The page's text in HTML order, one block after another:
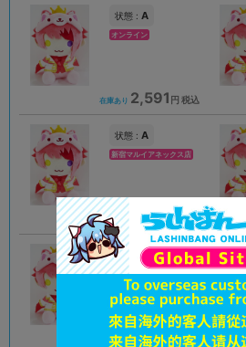
状態 : A
オンライン
在庫あり 2,591 円 税込
状態 : A
新宿マルイアネックス店
在庫あり 1,690円 税込
状態 :A
仙台店
在庫あり 1,990円 税込